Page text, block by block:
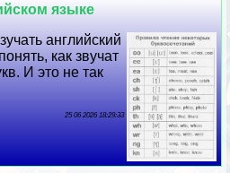
языке
английский
как звучат
И это не так
25 06 2026 18:29:33